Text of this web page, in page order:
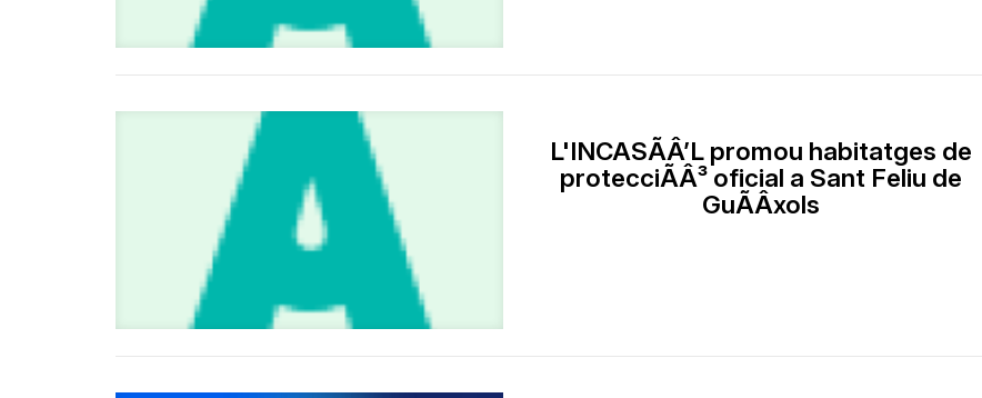
L'INCASÃÂ’L promou habitatges de
protecciÃÂ³ oficial a Sant Feliu de
GuÃÂ­xols